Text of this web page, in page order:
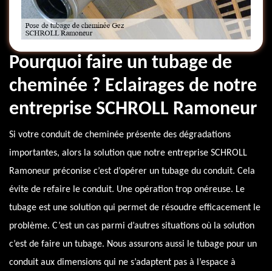
Pourquoi faire un tubage de
cheminée ? Eclairages de notre
entreprise SCHROLL Ramoneur
Si votre conduit de cheminée présente des dégradations
importantes, alors la solution que notre entreprise SCHROLL
Ramoneur préconise c’est d’opérer un tubage du conduit. Cela
évite de refaire le conduit. Une opération trop onéreuse. Le
tubage est une solution qui permet de résoudre efficacement le
problème. C’est un cas parmi d’autres situations où la solution
c’est de faire un tubage. Nous assurons aussi le tubage pour un
conduit aux dimensions qui ne s’adaptent pas à l’espace à